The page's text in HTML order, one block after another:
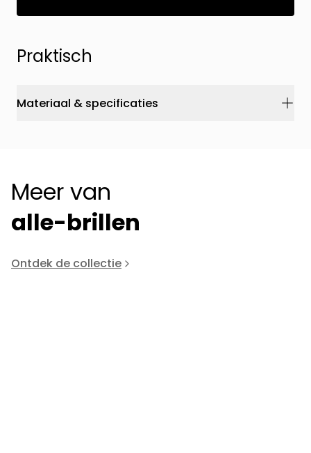
Praktisch
Materiaal & specificaties
Meer van
alle-brillen
Ontdek de collectie